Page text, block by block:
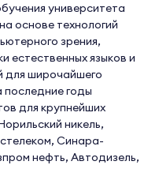
университета
основе технологий
зрения,
естественных языков и
для широчайшего
последние годы
для крупнейших
никель,
Синара-
нефть, Автодизель,